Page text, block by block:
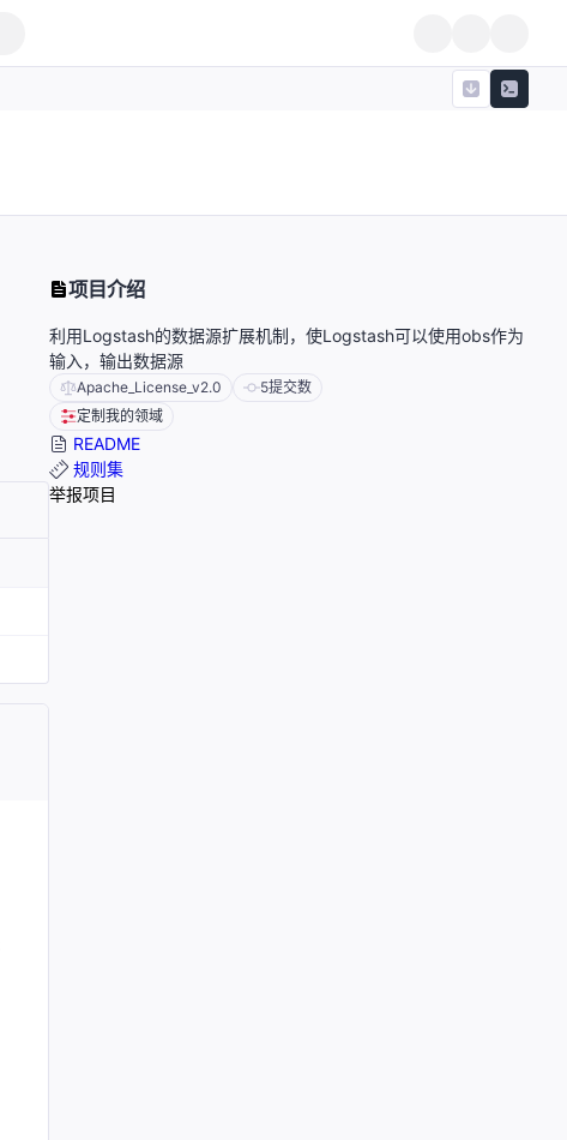
项目介绍
利用Logstash的数据源扩展机制，使Logstash可以使用obs作为
输入，输出数据源
Apache_License_v2.0 5提交数
定制我的领域
README
规则集
举报项目